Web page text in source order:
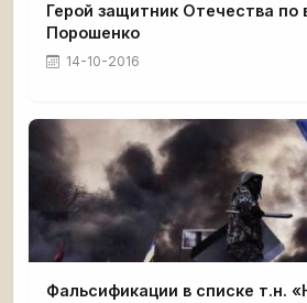
Герой защитник Отечества по
Порошенко
14-10-2016
Фальсификации в списке т.н.